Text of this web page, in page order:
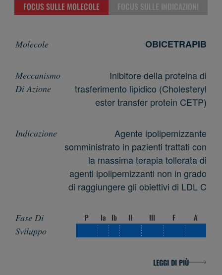
FOCUS SULLE MOLECOLE FOCUS SULLE INDICAZIONI
OBICETRAPIB
Inibitore della proteina di
trasferimento lipidico (Cholesteryl
ester transfer protein CETP)
Agente ipolipemizzante
somministrato in pazienti trattati con
la massima terapia tollerata di
agenti ipolipemizzanti non in grado
di raggiungere gli obiettivi di LDL C
P Ia Ib II III F A
LEGGI DI PIÙ